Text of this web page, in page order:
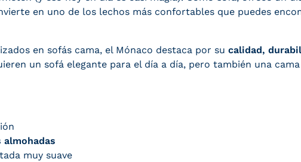
en uno de los lechos más confortables que puedes
en sofás cama, el Mónaco destaca por su calidad,
un sofá elegante para el día a día, pero también una
muy suave